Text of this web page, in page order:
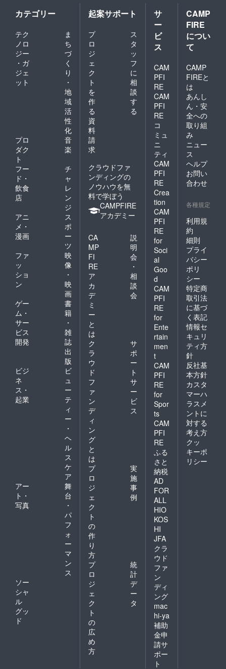
カテゴリー
テク
ノロ
ジー
・ガ
ジェ
ット
ま
ち
づ
く
り
・
地
域
活
性
化
プロ
ダク
ト
音
楽
フー
ド・
飲食
店
チ
ャ
レ
ン
ジ
アニ
メ・
漫画
ス
ポ
ー
ツ
ファ
ッ
ショ
ン
映
像
・
映
画
ゲー
ム・
サー
ビス
開発
書
籍
・
雑
誌
出
版
ビジ
ネ
ス・
起業
ビ
ュ
ー
テ
ィ
ー
・
ヘ
ル
ス
ケ
ア
アー
ト・
写真
舞
台
・
パ
フ
ォ
ー
マ
ン
ス
ソー
シャ
ル
グッ
ド
起案サポート
プ
ロ
ジ
ェ
ク
ト
を
作
る
ス
タ
ッ
フ
に
相
談
す
る
資
料
請
求
クラウドファ
ンディングの
ノウハウを無
料で学ぼう
CAMPFIRE
アカデミー
CA
MP
FI
RE
ア
カ
デ
ミ
ー
と
は
説
明
会
・
相
談
会
ク
ラ
ウ
ド
フ
ァ
ン
デ
ィ
ン
グ
と
は
サ
ポ
ー
ト
サ
ー
ビ
ス
プ
ロ
ジ
ェ
ク
ト
の
作
り
方
実
施
事
例
プ
ロ
ジ
ェ
ク
ト
の
広
め
方
統
計
デ
ー
タ
サ
ー
ビ
ス
CAM
PFI
RE
CAM
PFI
RE
コ
ミュ
ニ
ティ
CAM
PFI
RE
Crea
tion
CAM
PFI
RE
for
Soci
al
Goo
d
CAM
PFI
RE
for
Ente
rtain
men
t
CAM
PFI
RE
for
Spor
ts
CAM
PFI
RE
ふる
さと
納税
AD
FOR
ALL
HIO
KOS
HI
JFA
クラ
ウド
ファ
ン
ディ
ング
mac
hi-ya
補助
金申
請サ
ポー
ト
CAMP
FIRE
につい
て
CAMP
FIREと
は
あんし
ん・安
全への
取り組
み
ニュー
ス
ヘルプ
お問い
合わせ
各種規定
利用規
約
細則
プライ
バシー
ポリ
シー
特定商
取引法
に基づ
く表記
情報セ
キュリ
ティ方
針
反社基
本方針
カスタ
マーハ
ラスメ
ントに
対する
考え方
クッ
キーポ
リシー